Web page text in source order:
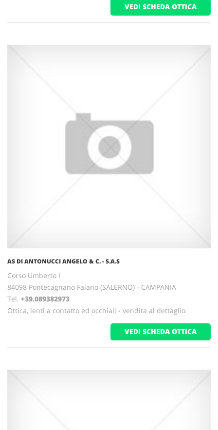
VEDI SCHEDA OTTICA
AS DI ANTONUCCI ANGELO & C. - S.A.S
Corso Umberto I
84098 Pontecagnano Faiano (SALERNO) - CAMPANIA
Tel. +39.089382973
Ottica, lenti a contatto ed occhiali - vendita al dettaglio
VEDI SCHEDA OTTICA